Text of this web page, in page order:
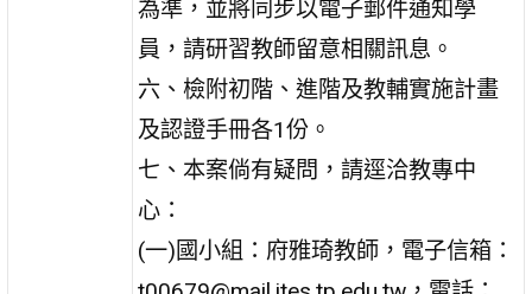
為準，並將同步以電子郵件通知學
員，請研習教師留意相關訊息。
六、檢附初階、進階及教輔實施計畫
及認證手冊各1份。
七、本案倘有疑問，請逕洽教專中
心：
(一)國小組：府雅琦教師，電子信箱：